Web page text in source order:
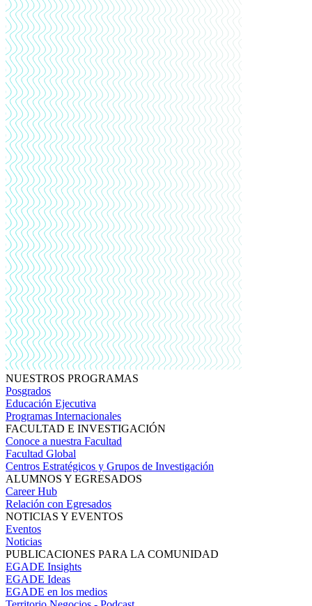
NUESTROS PROGRAMAS
Posgrados
Educación Ejecutiva
Programas Internacionales
FACULTAD E INVESTIGACIÓN
Conoce a nuestra Facultad
Facultad Global
Centros Estratégicos y Grupos de Investigación
ALUMNOS Y EGRESADOS
Career Hub
Relación con Egresados
NOTICIAS Y EVENTOS
Eventos
Noticias
PUBLICACIONES PARA LA COMUNIDAD
EGADE Insights
EGADE Ideas
EGADE en los medios